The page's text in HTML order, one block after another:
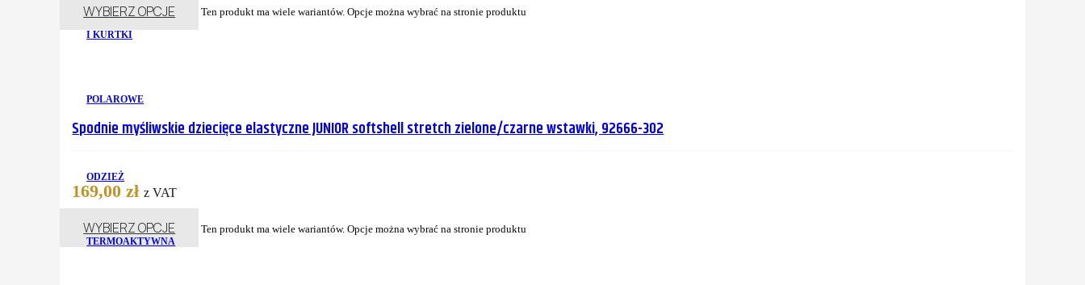
I KURTKI
POLAROWE
ODZIEŻ
TERMOAKTYWNA
WYBIERZ OPCJE Ten produkt ma wiele wariantów. Opcje można wybrać na stronie produktu
Spodnie myśliwskie dziecięce elastyczne JUNIOR softshell stretch zielone/czarne wstawki, 92666-302
169,00zł z VAT
WYBIERZ OPCJE Ten produkt ma wiele wariantów. Opcje można wybrać na stronie produktu